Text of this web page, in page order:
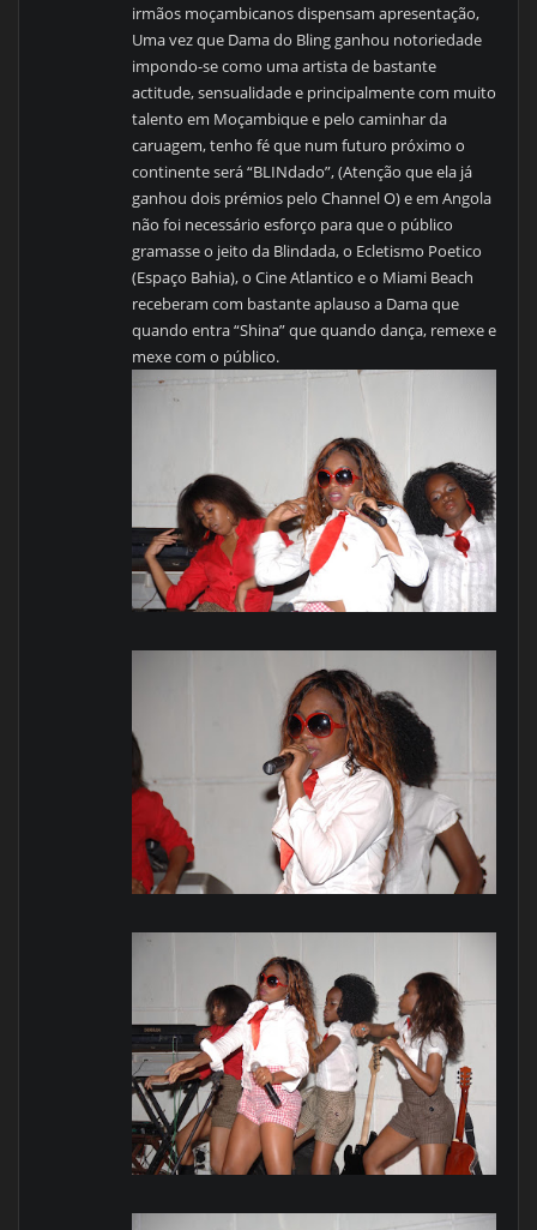
irmãos moçambicanos dispensam apresentação,
Uma vez que Dama do Bling ganhou notoriedade
impondo-se como uma artista de bastante
actitude, sensualidade e principalmente com muito
talento em Moçambique e pelo caminhar da
caruagem, tenho fé que num futuro próximo o
continente será “BLINdado”, (Atenção que ela já
ganhou dois prémios pelo Channel O) e em Angola
não foi necessário esforço para que o público
gramasse o jeito da Blindada, o Ecletismo Poetico
(Espaço Bahia), o Cine Atlantico e o Miami Beach
receberam com bastante aplauso a Dama que
quando entra “Shina” que quando dança, remexe e
mexe com o público.